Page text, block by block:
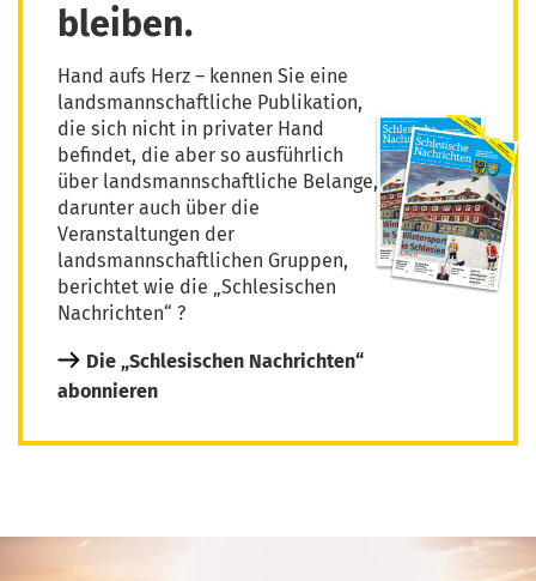
bleiben.
Hand aufs Herz – kennen Sie eine
landsmannschaftliche Publikation,
die sich nicht in privater Hand
befindet, die aber so ausführlich
über landsmannschaftliche Belange,
darunter auch über die
Veranstaltungen der
landsmannschaftlichen Gruppen,
berichtet wie die „Schlesischen
Nachrichten“ ?
Die „Schlesischen Nachrichten“
abonnieren